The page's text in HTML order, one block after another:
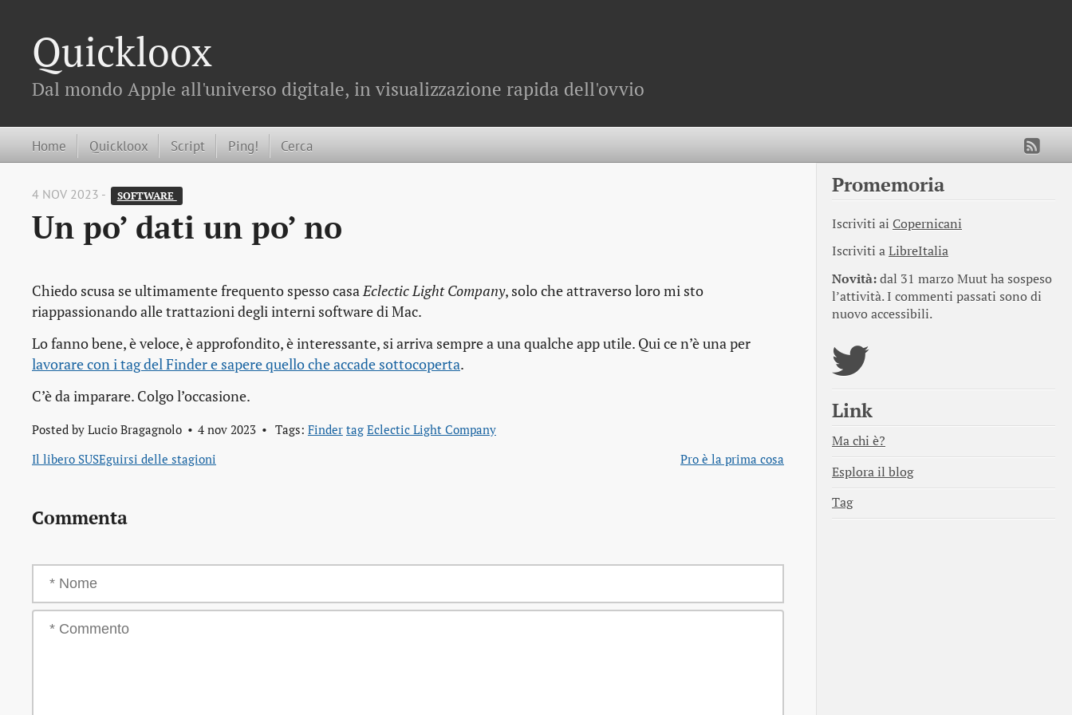
Quickloox
Dal mondo Apple all'universo digitale, in visualizzazione rapida dell'ovvio
Home Quickloox Script Ping! Cerca
4 NOV 2023 - SOFTWARE
Un po’ dati un po’ no
Chiedo scusa se ultimamente frequento spesso casaEclectic Light Company, solo che attraverso loro mi sto
riappassionando alle trattazioni degli interni software di Mac.
Lo fanno bene, è veloce, è approfondito, è interessante, si arriva sempre a una qualche app utile. Qui ce n’è una per
lavorare con i tag del Finder e sapere quello che accade sottocoperta.
C’è da imparare. Colgo l’occasione.
Posted by Lucio Bragagnolo 4 nov 2023 Tags: Finder tag Eclectic Light Company
Il libero SUSEguirsi delle stagioni
Pro è la prima cosa
Commenta
Promemoria
Iscriviti ai Copernicani
Iscriviti aLibreItalia
Novità:dal 31 marzo Muut ha sospeso
l’attività. I commenti passati sono di
nuovo accessibili.
Link
Ma chi è?
Esplora il blog
Tag